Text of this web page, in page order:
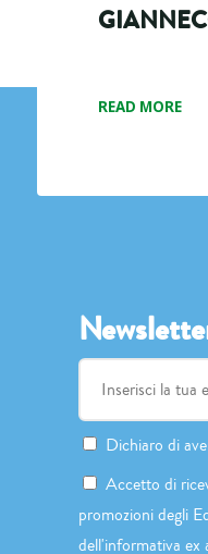
READ MORE
Dichiaro di
Accetto di
promozioni degli
dell'informativa